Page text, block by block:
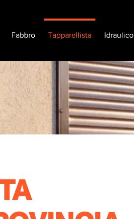
Fabbro Tapparellista Idraulico